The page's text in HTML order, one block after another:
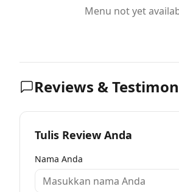
Menu not yet
Reviews &
Tulis Review Anda
Nama Anda